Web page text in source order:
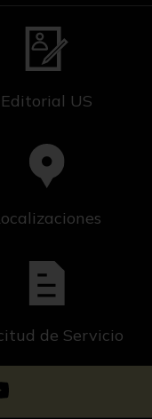
Editorial US
de Servicio